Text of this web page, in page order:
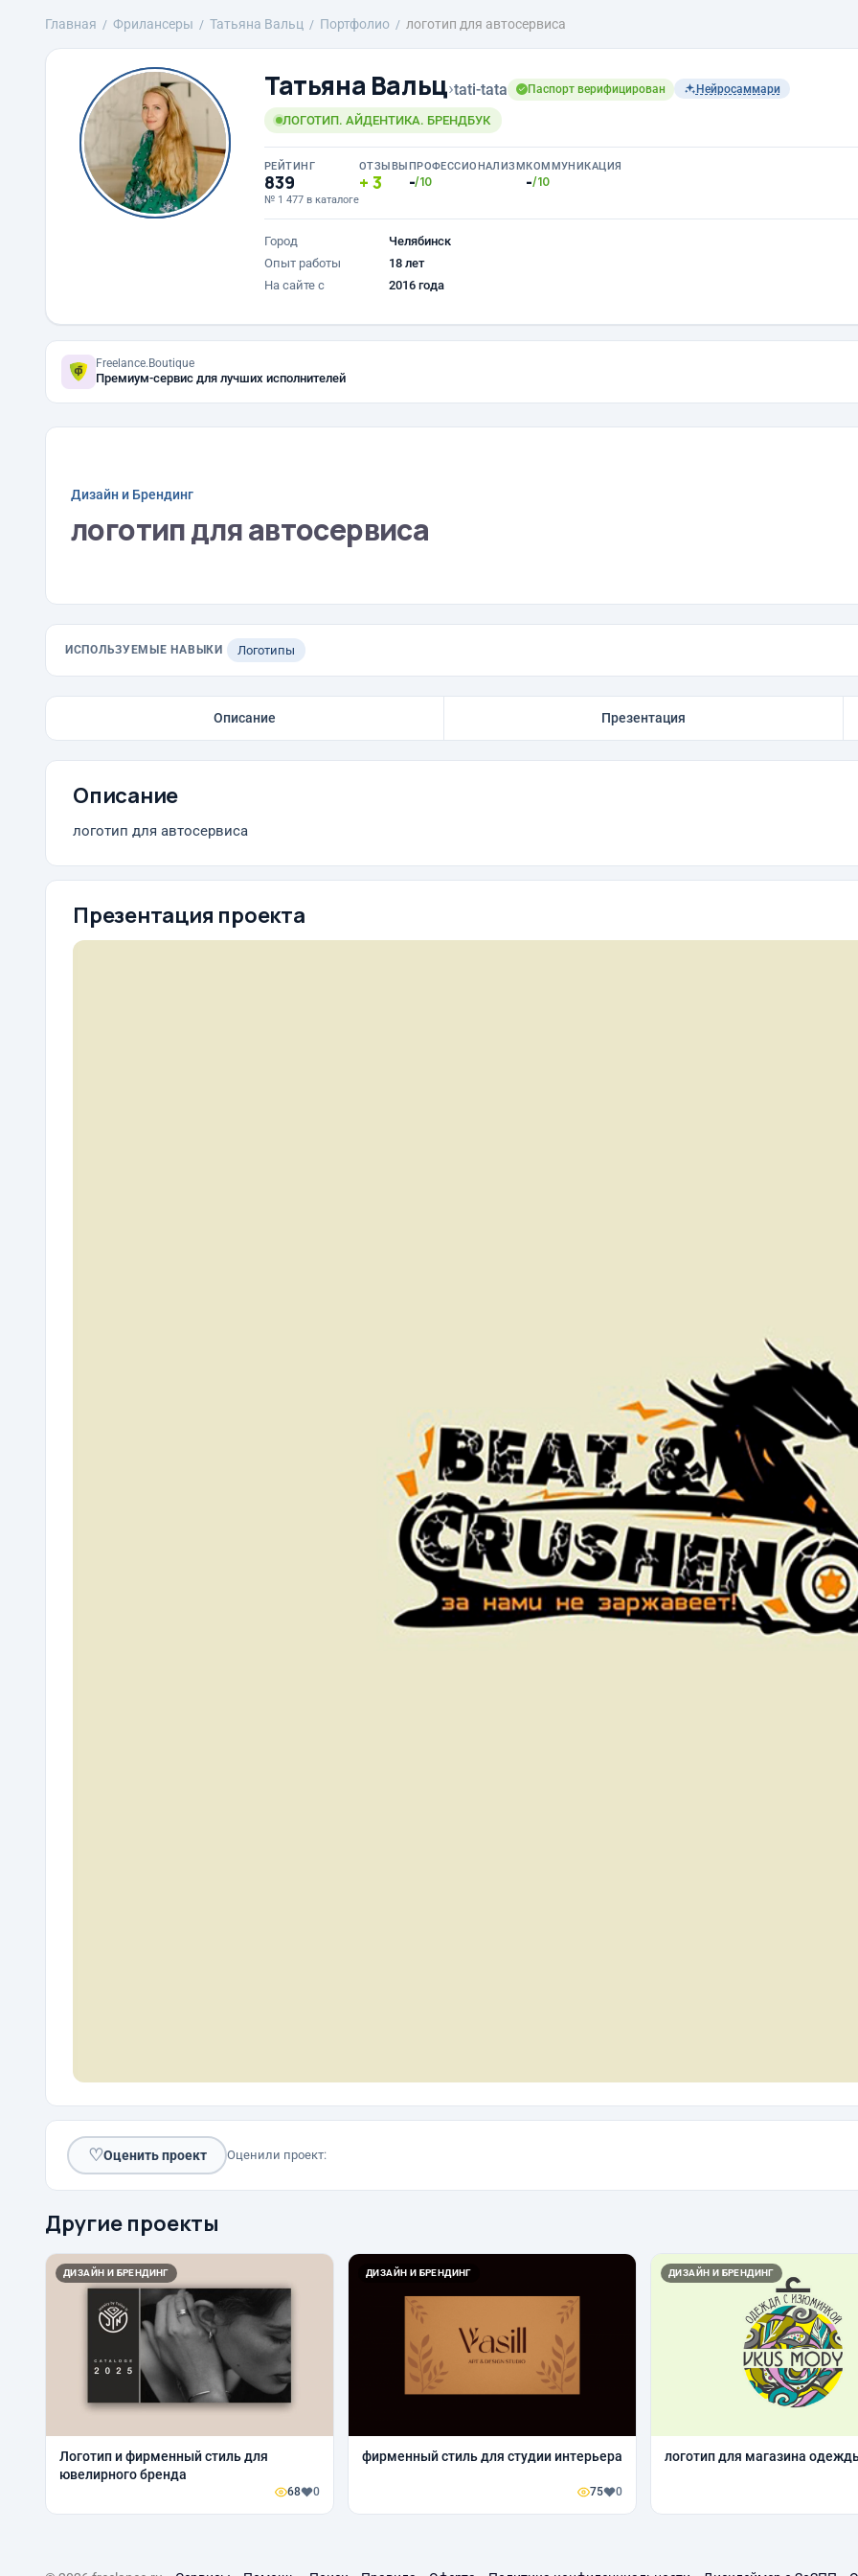
Главная Фрилансеры Татьяна Вальц Портфолио логотип для автосервиса
Татьяна Вальц›tati-tata Паспорт верифицирован Нейросаммари
ЛОГОТИП. АЙДЕНТИКА. БРЕНДБУК
РЕЙТИНГ
839
№ 1 477 в каталоге
ОТЗЫВЫ
3
ПРОФЕССИОНАЛИЗМ
-/10
КОММУНИКАЦИЯ
-/10
Город
Челябинск
Опыт работы
18 лет
На сайте с
2016 года
Freelance.Boutique
Премиум-сервис для лучших исполнителей
Дизайн и Брендинг
логотип для автосервиса
ИСПОЛЬЗУЕМЫЕ НАВЫКИ Логотипы
Описание Презентация
Описание
логотип для автосервиса
Презентация проекта
♡Оценить проект Оценили проект:
Другие проекты
ДИЗАЙН И БРЕНДИНГ
Логотип и фирменный стиль для
ювелирного бренда
68 0
ДИЗАЙН И БРЕНДИНГ
фирменный стиль для студии интерьера
75 0
ДИЗАЙН И БРЕНДИНГ
логотип для магазина